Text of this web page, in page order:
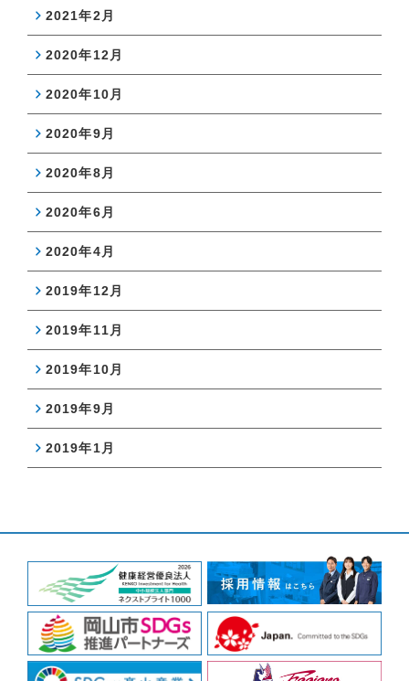
2021年2月
2020年12月
2020年10月
2020年9月
2020年8月
2020年6月
2020年4月
2019年12月
2019年11月
2019年10月
2019年9月
2019年1月